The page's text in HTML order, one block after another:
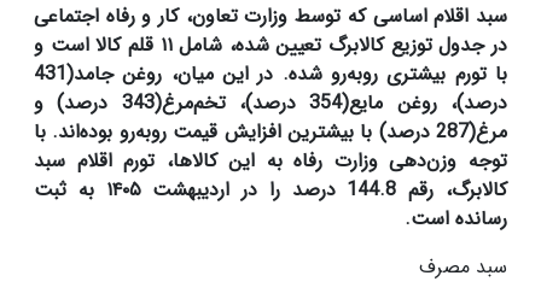
سبد اقلام اساسی که توسط وزارت تعاون، کار و رفاه اجتماعی
در جدول توزیع کالابرگ تعیین شده، شامل۱۱ قلم کالا است و
با تورم بیشتری روبه‌رو شده. در این میان، روغن جامد(431
درصد)، روغن مایع(354 درصد)، تخم‌مرغ(
343 درصد) و
مرغ(287 درصد) با بیشترین افزایش قیمت روبه‌رو بوده‌اند. با
توجه وزن‌دهی وزارت رفاه به این کالا‌ها، تورم اقلام سبد
کالابرگ، رقم 144.8 درصد را در اردیبهشت
۱۴۰۵ به ثبت
رسانده است.
سبد مصرف